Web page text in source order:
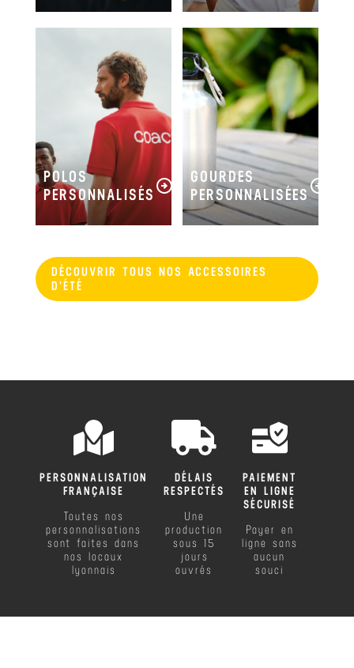
POLOS
PERSONNALISÉS
GOURDES
PERSONNALISÉES
DÉCOUVRIR TOUS NOS ACCESSOIRES
D'ÉTÉ
PERSONNALISATION
FRANÇAISE
Toutes nos
personnalisations
sont faites dans
nos locaux
lyonnais
DÉLAIS
RESPECTÉS
Une
production
sous 15
jours
ouvrés
PAIEMENT
EN LIGNE
SÉCURISÉ
Payer en
ligne sans
aucun
souci